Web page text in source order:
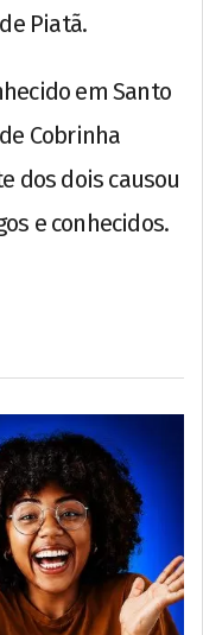
Piatã.
em Santo
Cobrinha
dos dois causou
e conhecidos.